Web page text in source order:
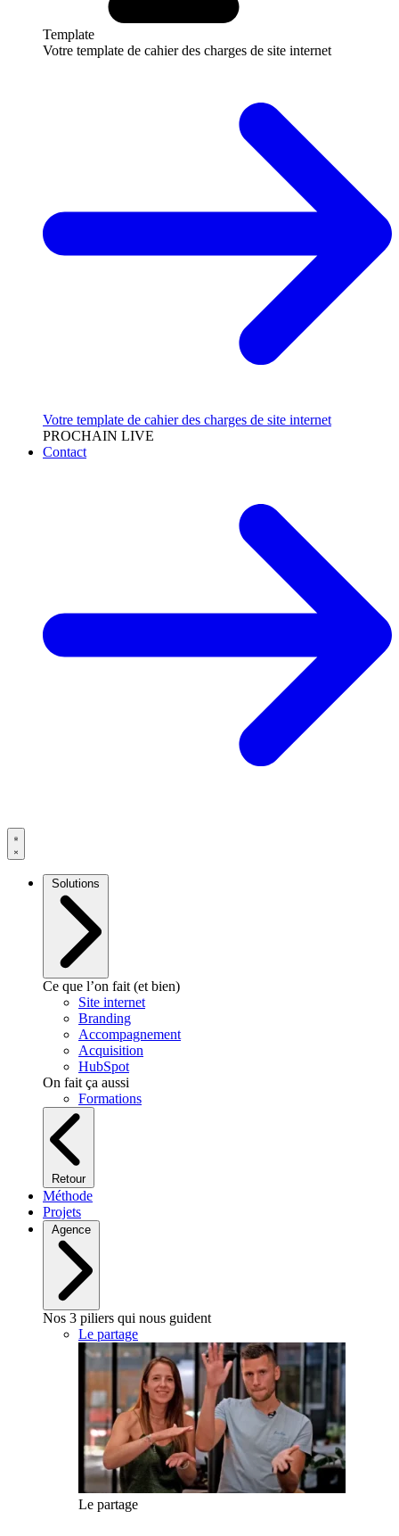
Template
Votre template de cahier des charges de site internet
Votre template de cahier des charges de site internet
PROCHAIN LIVE
Contact
Solutions
Ce que l’on fait (et bien)
Site internet
Branding
Accompagnement
Acquisition
HubSpot
On fait ça aussi
Formations
Retour
Méthode
Projets
Agence
Nos 3 piliers qui nous guident
Le partage
Le partage